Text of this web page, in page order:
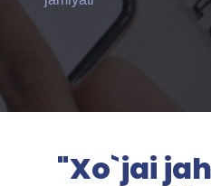
"Xo`jai